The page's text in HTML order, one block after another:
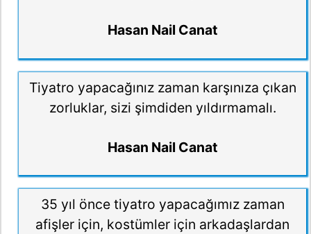
Hasan Nail Canat
Tiyatro yapacağınız zaman karşınıza çıkan
zorluklar, sizi şimdiden yıldırmamalı.
Hasan Nail Canat
35 yıl önce tiyatro yapacağımız zaman
afişler için, kostümler için arkadaşlardan